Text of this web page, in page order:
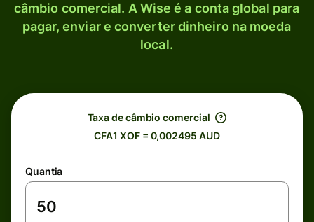
câmbio comercial. A Wise é a conta global para
pagar, enviar e converter dinheiro na moeda
local.
Taxa de câmbio comercial
CFA1 XOF = 0,002495 AUD
Quantia